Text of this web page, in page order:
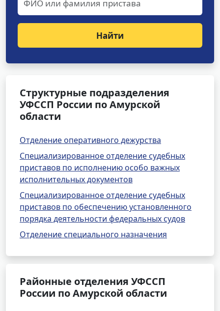
Найти
Структурные подразделения
УФССП России по Амурской
области
Отделение оперативного дежурства
Специализированное отделение судебных
приставов по исполнению особо важных
исполнительных документов
Специализированное отделение судебных
приставов по обеспечению установленного
порядка деятельности федеральных судов
Отделение специального назначения
Районные отделения УФССП
России по Амурской области